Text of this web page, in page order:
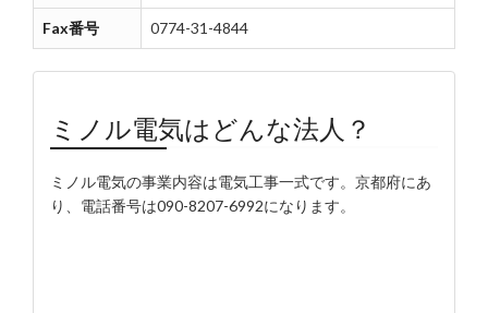
Fax番号 0774-31-4844
ミノル電気はどんな法人？
ミノル電気の事業内容は電気工事一式です。京都府にあ
り、電話番号は090-8207-6992になります。